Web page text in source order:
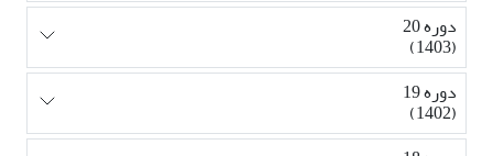
دوره 20
(1403)
دوره 19
(1402)